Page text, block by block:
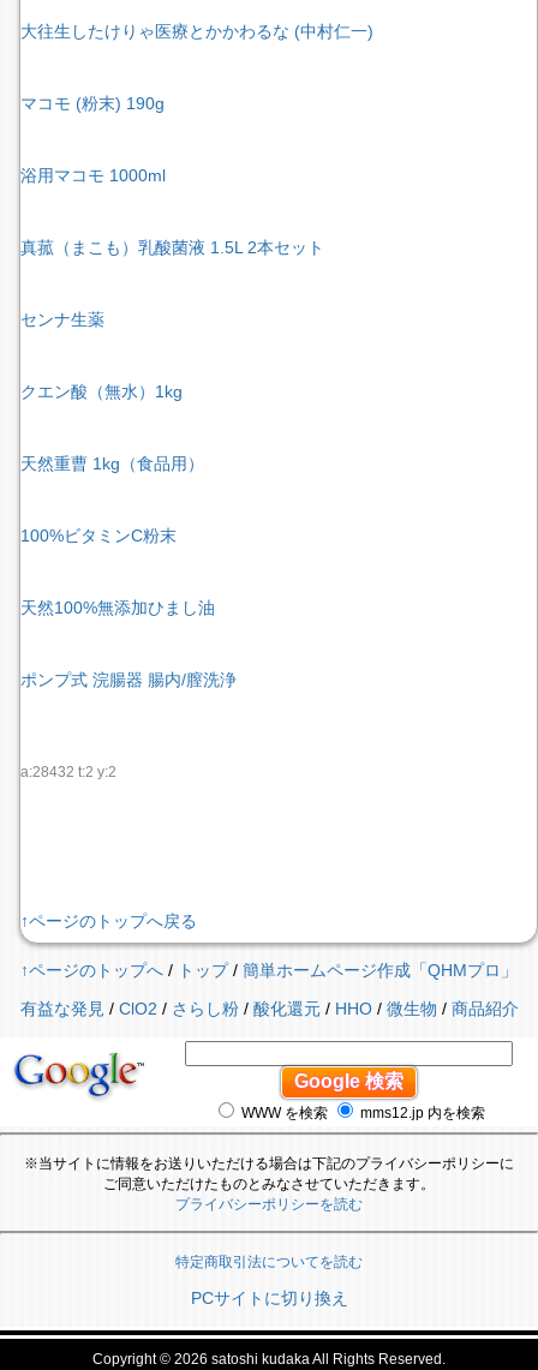
大往生したけりゃ医療とかかわるな (中村仁一)
マコモ (粉末) 190g
浴用マコモ 1000ml
真菰（まこも）乳酸菌液 1.5L 2本セット
センナ生薬
クエン酸（無水）1kg
天然重曹 1kg（食品用）
100%ビタミンC粉末
天然100%無添加ひまし油
ポンプ式 浣腸器 腸内/膣洗浄
a:28432 t:2 y:2
↑ページのトップへ戻る
↑ページのトップへ / トップ/ 簡単ホームページ作成「QHMプロ」
有益な発見 / ClO2 / さらし粉/ 酸化還元/ HHO/ 微生物 / 商品紹介
WWW を検索 mms12.jp 内を検索
※当サイトに情報をお送りいただける場合は下記のプライバシーポリシーに
ご同意いただけたものとみなさせていただきます。
プライバシーポリシーを読む
特定商取引法についてを読む
PCサイトに切り換え
Copyright © 2026 satoshi kudaka All Rights Reserved.